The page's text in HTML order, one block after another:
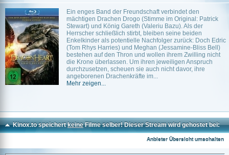
Ein enges Band der Freundschaft verbindet den
mächtigen Drachen Drogo (Stimme im Original: Patrick
Stewart) und König Gareth (Valeriu Bazu). Als der
Herrscher schließlich stirbt, bleiben seine beiden
Enkelkinder als potentielle Nachfolger zurück: Doch Edric
(Tom Rhys Harries) und Meghan (Jessamine-Bliss Bell)
bestehen auf den Thron und wollen ihrem Zwilling nicht
die Krone überlassen. Um ihren jeweiligen Anspruch
durchzusetzen, scheuen sie auch nicht davor, ihre
angeborenen Drachenkräfte im...
Mehr zeigen...
Kinox.to speichertkeineFilme selber! Dieser Stream wird gehostet bei:
Anbieter Übersicht umschalten